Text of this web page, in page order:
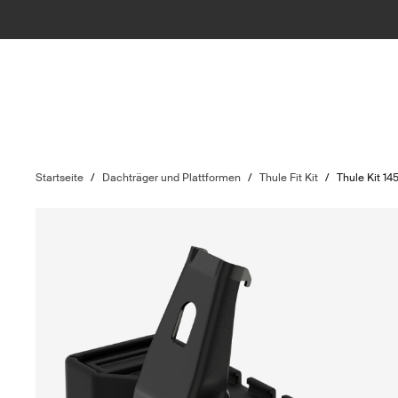
Startseite / Dachträger und Plattformen / Thule Fit Kit / Thule Kit